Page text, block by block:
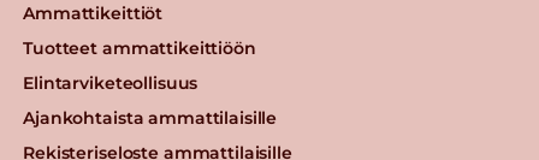
Ammattikeittiöt
Tuotteet ammattikeittiöön
Elintarviketeollisuus
Ajankohtaista ammattilaisille
Rekisteriseloste ammattilaisille